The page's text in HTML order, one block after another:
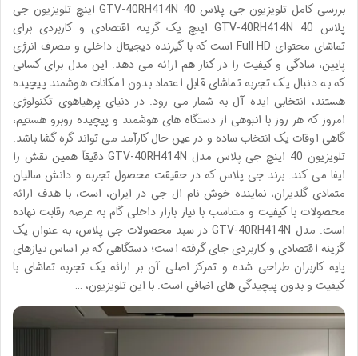
بررسی کامل تلویزیون جی پلاس GTV-40RH414N 40 اینچ تلویزیون جی
پلاس GTV-40RH414N 40 اینچ یک گزینه اقتصادی و کاربردی برای
تماشای محتوای Full HD است که با گیرنده دیجیتال داخلی و مصرف انرژی
پایین، سادگی و کیفیت را در کنار هم ارائه می دهد. این مدل برای کسانی
که به دنبال یک تجربه تماشای قابل اعتماد بدون امکانات هوشمند پیچیده
هستند، انتخابی ایده آل به شمار می رود. در دنیای پرهیاهوی تکنولوژی
امروز که هر روز با انبوهی از دستگاه های هوشمند و پیچیده روبرو هستیم،
گاهی اوقات یک انتخاب ساده و در عین حال کارآمد می تواند گره گشا باشد.
تلویزیون 40 اینچ جی پلاس مدل GTV-40RH414N دقیقاً همین نقش را
ایفا می کند. برند جی پلاس که در حقیقت محصول تجربه و دانش سالیان
متمادی گلدیران، نماینده خوش نام ال جی در ایران، است، با هدف ارائه
محصولات با کیفیت و متناسب با نیاز بازار داخلی گام به عرصه رقابت نهاده
است. مدل GTV-40RH414N در سبد محصولات جی پلاس، به عنوان یک
گزینه اقتصادی و کاربردی جای گرفته است؛ دستگاهی که بر اساس نیازهای
پایه کاربران طراحی شده و تمرکز اصلی آن بر ارائه یک تجربه تماشای با
کیفیت و بدون پیچیدگی های اضافی است. با این تلویزیون، …